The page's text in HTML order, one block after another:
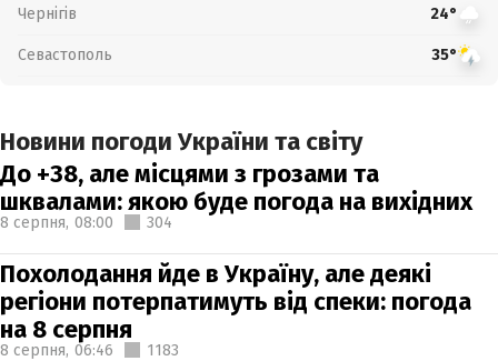
Чернігів 24°
Севастополь 35°
Новини погоди України та світу
До +38, але місцями з грозами та
шквалами: якою буде погода на вихідних
8 серпня, 08:00 304
Похолодання йде в Україну, але деякі
регіони потерпатимуть від спеки: погода
на 8 серпня
8 серпня, 06:46 1183